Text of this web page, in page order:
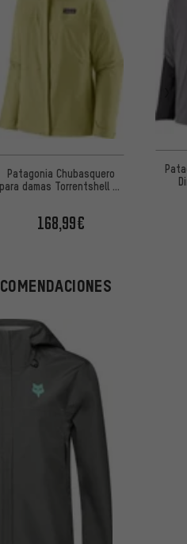
en 4 reseñas
Patagonia Chubasquero
para damas Torrentshell 3L
168,99€